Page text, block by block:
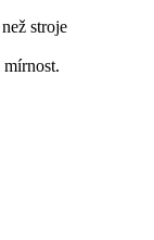
stroje